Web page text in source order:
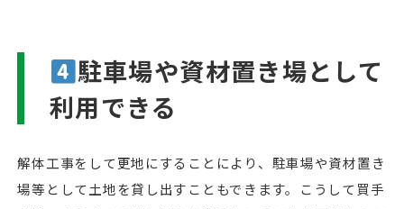
駐車場や資材置き場として
利用できる
解体工事をして更地にすることにより、駐車場や資材置き
場等として土地を貸し出すこともできます。こうして買手